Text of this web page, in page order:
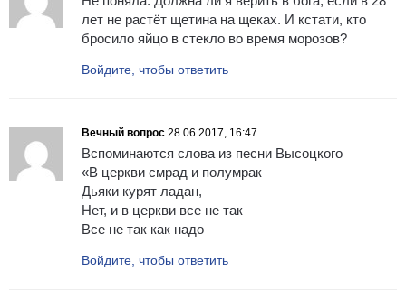
лет не растёт щетина на щеках. И кстати, кто
бросило яйцо в стекло во время морозов?
Войдите, чтобы ответить
Вечный вопрос 28.06.2017, 16:47
Вспоминаются слова из песни Высоцкого
«В церкви смрад и полумрак
Дьяки курят ладан,
Нет, и в церкви все не так
Все не так как надо
Войдите, чтобы ответить